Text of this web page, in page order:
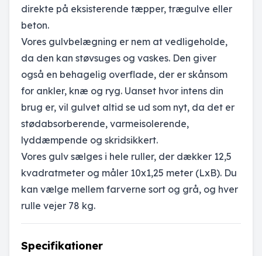
direkte på eksisterende tæpper, trægulve eller
beton.
Vores gulvbelægning er nem at vedligeholde,
da den kan støvsuges og vaskes. Den giver
også en behagelig overflade, der er skånsom
for ankler, knæ og ryg. Uanset hvor intens din
brug er, vil gulvet altid se ud som nyt, da det er
stødabsorberende, varmeisolerende,
lyddæmpende og skridsikkert.
Vores gulv sælges i hele ruller, der dækker 12,5
kvadratmeter og måler 10x1,25 meter (LxB). Du
kan vælge mellem farverne sort og grå, og hver
rulle vejer 78 kg.
Specifikationer